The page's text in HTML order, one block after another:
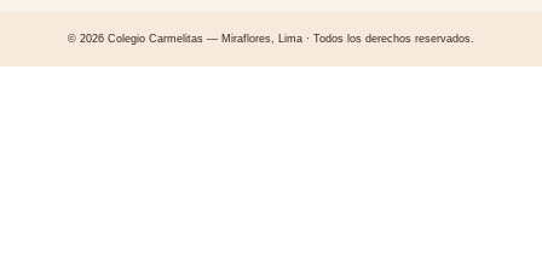
© 2026 Colegio Carmelitas — Miraflores, Lima · Todos los derechos reservados.